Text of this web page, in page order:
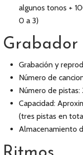
algunos tonos +
0 a 3)
Grabador
Grabación y
Número de
Número de pistas:
Capacidad:
(tres pistas en
Almacenamiento